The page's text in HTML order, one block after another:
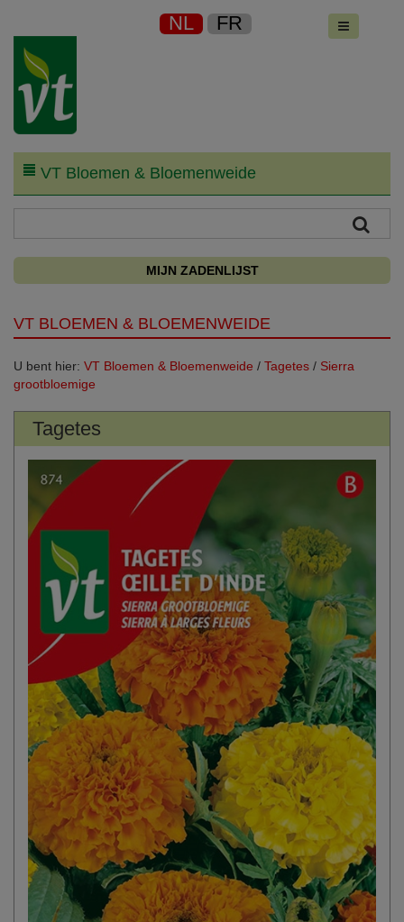
NL FR
VT Bloemen & Bloemenweide
MIJN ZADENLIJST
VT BLOEMEN & BLOEMENWEIDE
U bent hier: VT Bloemen & Bloemenweide / Tagetes / Sierra
grootbloemige
Tagetes